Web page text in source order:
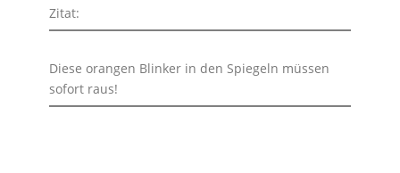
Zitat:
Diese orangen Blinker in den Spiegeln müssen
sofort raus!